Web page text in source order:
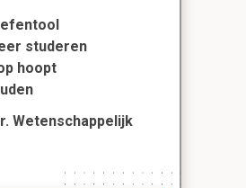
studeren
hoopt
Wetenschappelijk